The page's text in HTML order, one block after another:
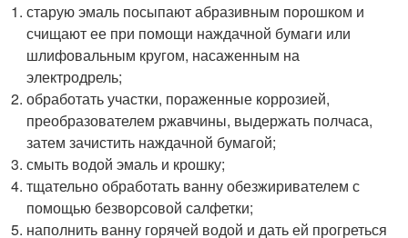
старую эмаль посыпают абразивным порошком и
счищают ее при помощи наждачной бумаги или
шлифовальным кругом, насаженным на
электродрель;
обработать участки, пораженные коррозией,
преобразователем ржавчины, выдержать полчаса,
затем зачистить наждачной бумагой;
смыть водой эмаль и крошку;
тщательно обработать ванну обезжиривателем с
помощью безворсовой салфетки;
наполнить ванну горячей водой и дать ей прогреться